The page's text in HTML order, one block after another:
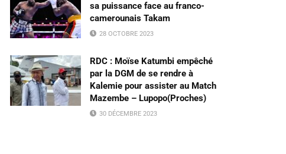
sa puissance face au franco-
camerounais Takam
28 OCTOBRE 2023
RDC : Moïse Katumbi empêché
par la DGM de se rendre à
Kalemie pour assister au Match
Mazembe – Lupopo(Proches)
30 DÉCEMBRE 2023